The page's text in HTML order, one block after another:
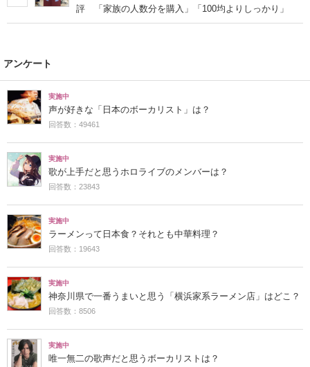
評 「家族の人数分を購入」「100均よりしっかり」
アンケート
実施中
声が好きな「日本のボーカリスト」は？
回答数：49461
実施中
歌が上手だと思うホロライブのメンバーは？
回答数：23843
実施中
ラーメンって日本食？それとも中華料理？
回答数：19643
実施中
神奈川県で一番うまいと思う「横浜家系ラーメン店」はどこ？
回答数：8506
実施中
唯一無二の歌声だと思うボーカリストは？